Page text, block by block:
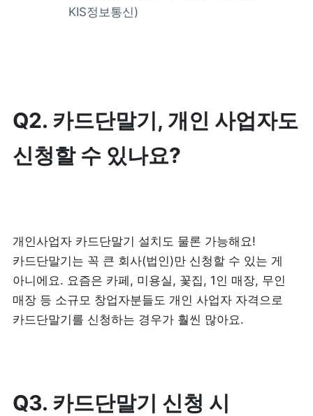
포스 무료 다운로드
KIS정보통신)
Q2. 카드단말기, 개인 사업자도
신청할 수 있나요?
개인사업자 카드단말기 설치도 물론 가능해요!
카드단말기는 꼭 큰 회사(법인)만 신청할 수 있는 게
아니에요. 요즘은 카페, 미용실, 꽃집, 1인 매장, 무인
매장 등 소규모 창업자분들도 개인 사업자 자격으로
카드단말기를 신청하는 경우가 훨씬 많아요.
Q3. 카드단말기 신청 시